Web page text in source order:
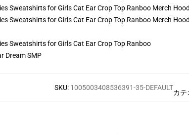
SKU: 1005003408536391-35-DEFAULT
カテ